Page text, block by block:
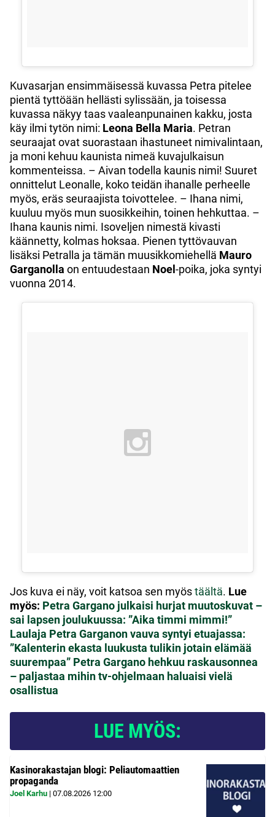
Kuvasarjan ensimmäisessä kuvassa Petra pitelee
pientä tyttöään hellästi sylissään, ja toisessa
kuvassa näkyy taas vaaleanpunainen kakku, josta
käy ilmi tytön nimi: Leona Bella Maria. Petran
seuraajat ovat suorastaan ihastuneet nimivalintaan,
ja moni kehuu kaunista nimeä kuvajulkaisun
kommenteissa. – Aivan todella kaunis nimi! Suuret
onnittelut Leonalle, koko teidän ihanalle perheelle
myös, eräs seuraajista toivottelee. – Ihana nimi,
kuuluu myös mun suosikkeihin, toinen hehkuttaa. –
Ihana kaunis nimi. Isoveljen nimestä kivasti
käännetty, kolmas hoksaa. Pienen tyttövauvan
lisäksi Petralla ja tämän muusikkomiehellä Mauro
Garganolla on entuudestaan Noel -poika, joka syntyi
vuonna 2014.
Jos kuva ei näy, voit katsoa sen myöstäältä. Lue
myös: Petra Gargano julkaisi hurjat muutoskuvat –
sai lapsen joulukuussa: ”Aika timmi mimmi!”
Laulaja Petra Garganon vauva syntyi etuajassa:
”Kalenterin ekasta luukusta tulikin jotain elämää
suurempaa” Petra Gargano hehkuu raskausonnea
– paljastaa mihin tv-ohjelmaan haluaisi vielä
osallistua
LUE MYÖS:
Kasinorakastajan blogi: Peliautomaattien
propaganda
Joel Karhu | 07.08.2026 12:00